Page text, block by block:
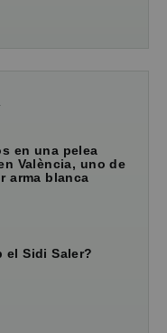
en una pelea
València, uno de
arma blanca
el Sidi Saler?